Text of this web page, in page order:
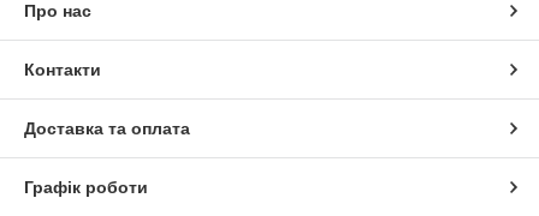
Про нас
Контакти
Доставка та оплата
Графік роботи